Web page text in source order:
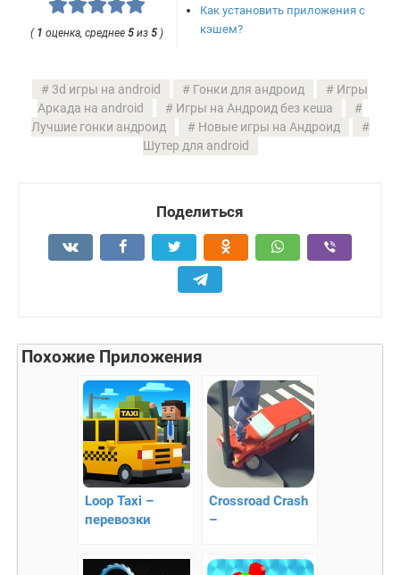
( 1 оценка, среднее5 из5 )
Как установить приложения с
кэшем?
3d игры на android Гонки для андроид
Игры
Аркада на android
Игры на Андроид без кеша
Лучшие гонки андроид
Новые игры на Андроид
Шутер для android
Поделиться
Похожие Приложения
Loop Taxi –
перевозки
Crossroad Crash
–
на перекрестке